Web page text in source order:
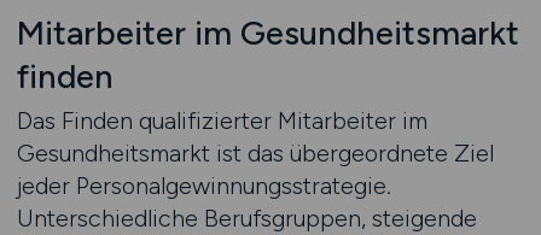
Mitarbeiter im Gesundheitsmarkt
finden
Das Finden qualifizierter Mitarbeiter im
Gesundheitsmarkt ist das übergeordnete Ziel
jeder Personalgewinnungsstrategie.
Unterschiedliche Berufsgruppen, steigende